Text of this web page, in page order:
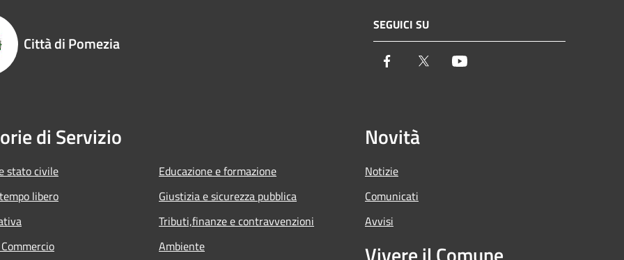
Città di Pomezia
SEGUICI SU
Facebook Twitter
di Servizio
stato civile
libero
Educazione e formazione
Giustizia e sicurezza pubblica
Tributi,finanze e contravvenzioni
Ambiente
Novità
Notizie
Comunicati
Avvisi